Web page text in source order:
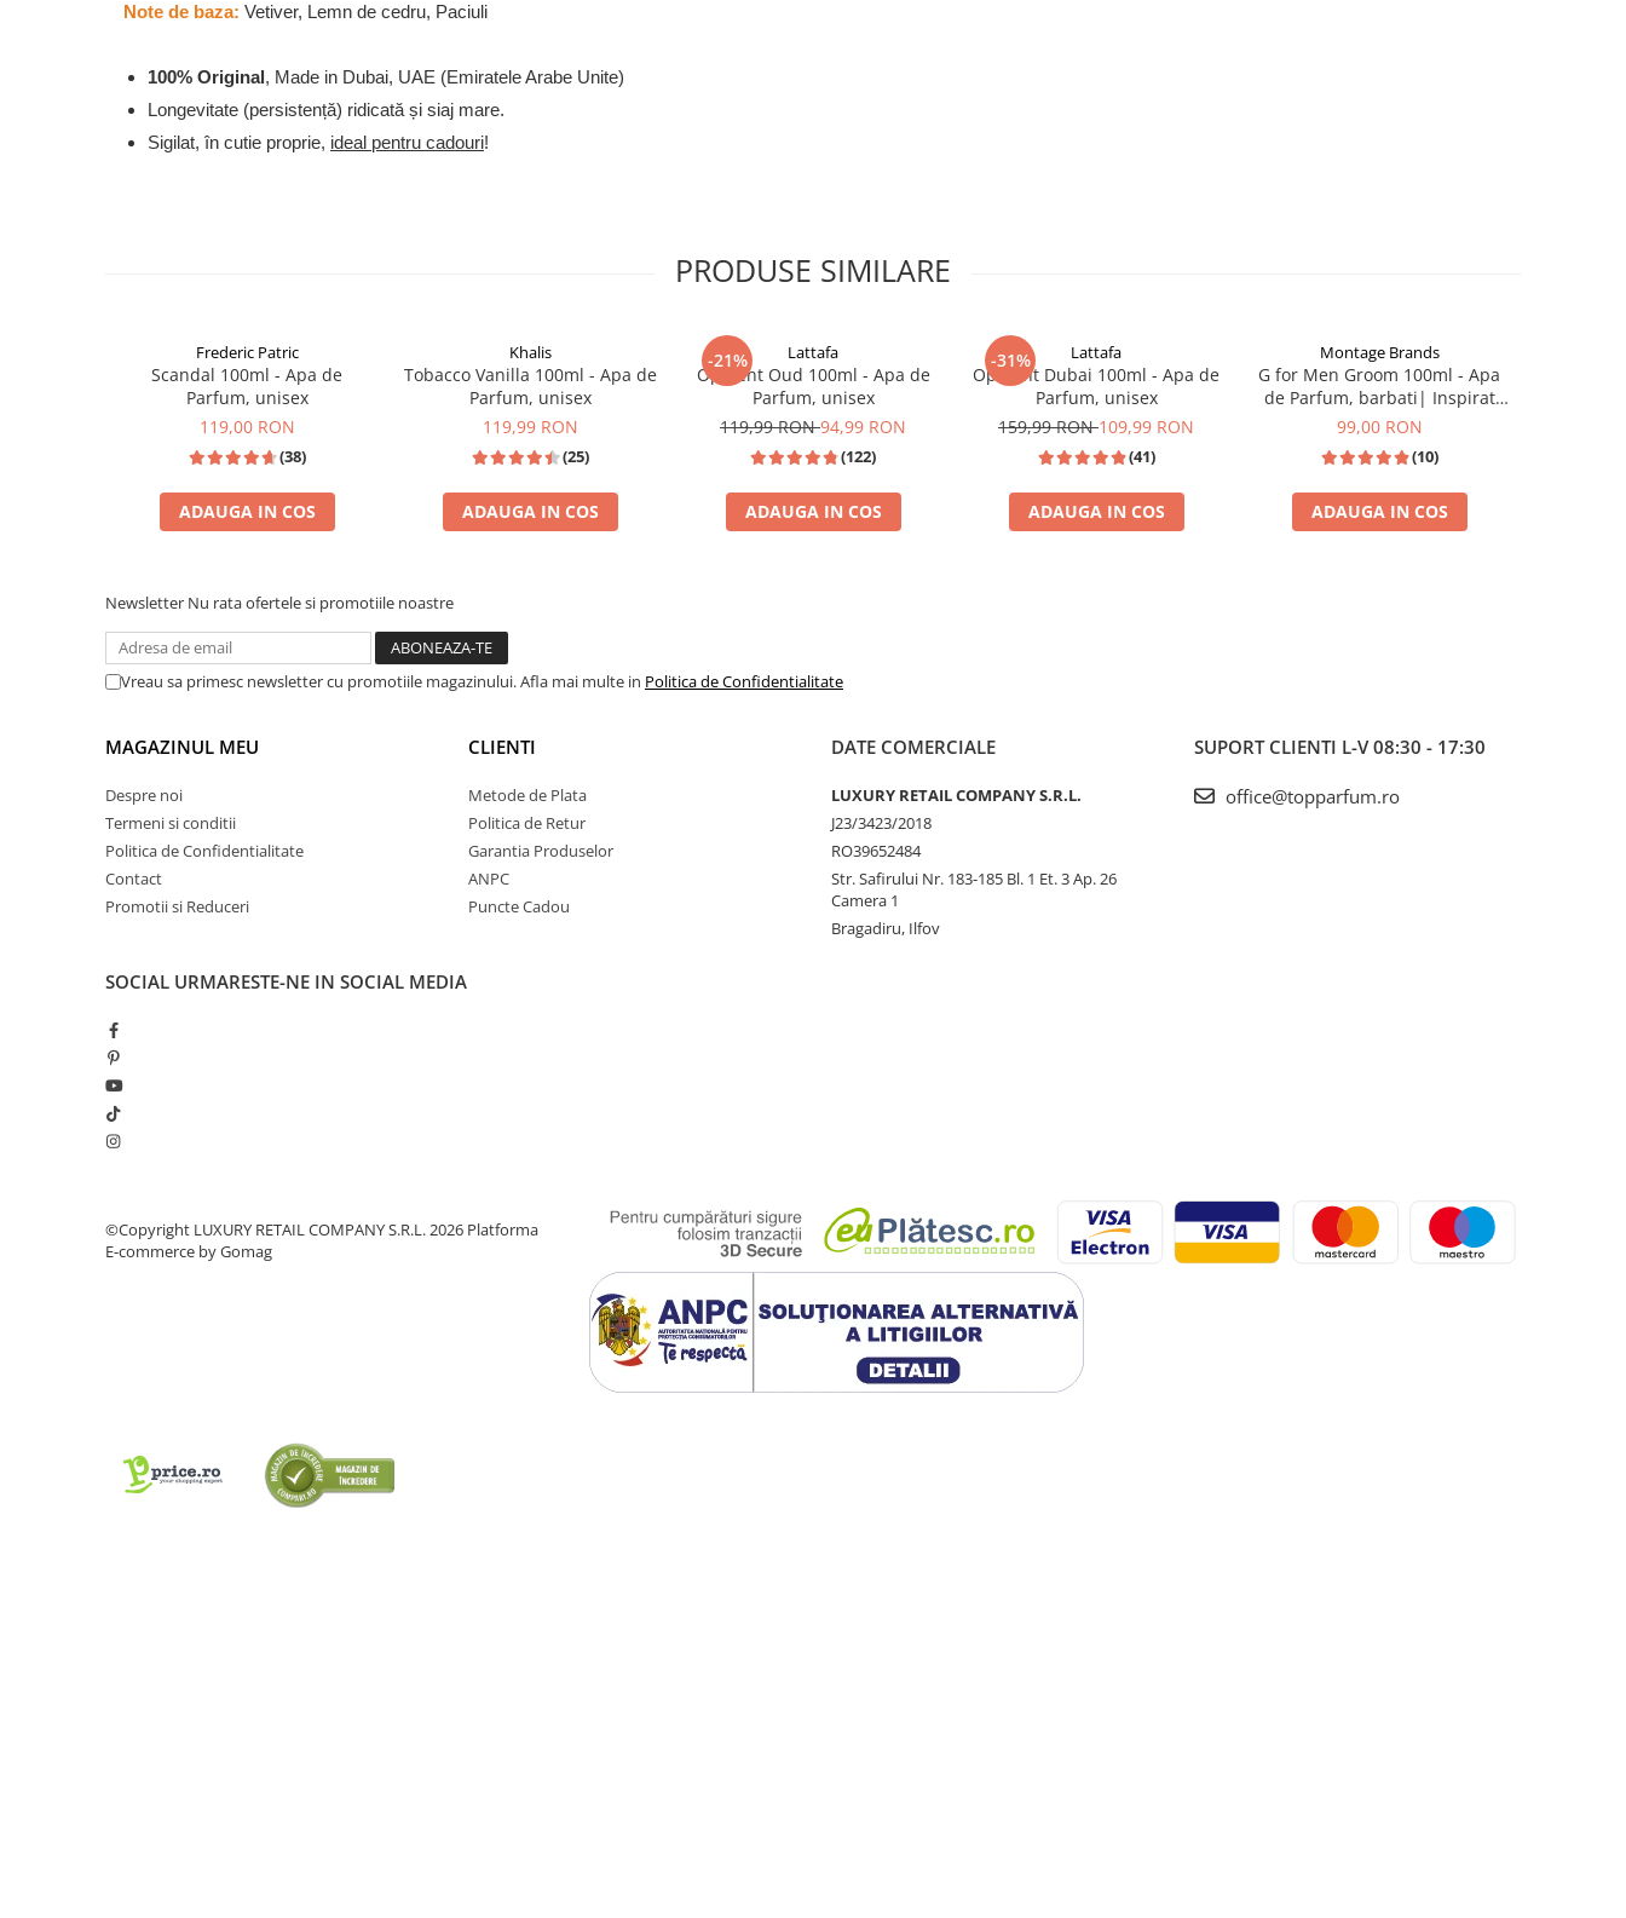
Montage Brands
Oferta Saptamanii
Parfumuri Clona Originale
Parfumuri clona / Dupes
Note de baza: Vetiver, Lemn de cedru, Paciuli
100% Original, Made in Dubai, UAE (Emiratele Arabe Unite)
Longevitate (persistență) ridicată și siaj mare.
Sigilat, în cutie proprie, ideal pentru cadouri!
PRODUSE SIMILARE
Frederic Patric
Scandal 100ml - Apa de
Parfum, unisex
119,00 RON
(38)
ADAUGA IN COS
Khalis
Tobacco Vanilla 100ml - Apa de
Parfum, unisex
119,99 RON
(25)
ADAUGA IN COS
-21% Lattafa
Opulent Oud 100ml - Apa de
Parfum, unisex
119,99 RON94,99 RON
(122)
ADAUGA IN COS
-31% Lattafa
Opulent Dubai 100ml - Apa de
Parfum, unisex
159,99 RON109,99 RON
(41)
ADAUGA IN COS
Montage Brands
G for Men Groom 100ml - Apa
de Parfum, barbati| Inspirat
din Jean Paul Gaultier Le Beau
99,00 RON
(10)
ADAUGA IN COS
Newsletter Nu rata ofertele si promotiile noastre
Vreau sa primesc newsletter cu promotiile magazinului. Afla mai multe in Politica de Confidentialitate
MAGAZINUL MEU
Despre noi
Termeni si conditii
Politica de Confidentialitate
Contact
Promotii si Reduceri
CLIENTI
Metode de Plata
Politica de Retur
Garantia Produselor
ANPC
Puncte Cadou
DATE COMERCIALE
LUXURY RETAIL COMPANY S.R.L.
J23/3423/2018
RO39652484
Str. Safirului Nr. 183-185 Bl. 1 Et. 3 Ap. 26
Camera 1
Bragadiru, Ilfov
SUPORT CLIENTI L-V 08:30 - 17:30
office@topparfum.ro
SOCIAL URMARESTE-NE IN SOCIAL MEDIA
©Copyright LUXURY RETAIL COMPANY S.R.L. 2026 Platforma
E-commerce by Gomag